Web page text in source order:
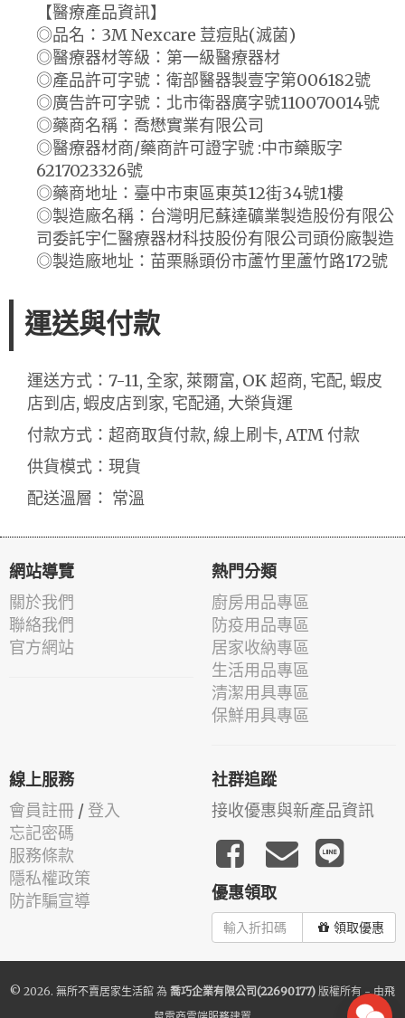
【醫療產品資訊】
◎品名：3M Nexcare 荳痘貼(滅菌)
◎醫療器材等級：第一級醫療器材
◎產品許可字號：衛部醫器製壹字第006182號
◎廣告許可字號：北市衛器廣字號110070014號
◎藥商名稱：喬懋實業有限公司
◎醫療器材商/藥商許可證字號 :中市藥販字
6217023326號
◎藥商地址：臺中市東區東英12街34號1樓
◎製造廠名稱：台灣明尼蘇達礦業製造股份有限公
司委託宇仁醫療器材科技股份有限公司頭份廠製造
◎製造廠地址：苗栗縣頭份市蘆竹里蘆竹路172號
運送與付款
運送方式：7-11, 全家, 萊爾富, OK 超商, 宅配, 蝦皮
店到店, 蝦皮店到家, 宅配通, 大榮貨運
付款方式：超商取貨付款, 線上刷卡, ATM 付款
供貨模式：現貨
配送溫層： 常溫
網站導覽
關於我們
聯絡我們
官方網站
熱門分類
廚房用品專區
防疫用品專區
居家收納專區
生活用品專區
清潔用具專區
保鮮用具專區
線上服務
會員註冊 / 登入
忘記密碼
服務條款
隱私權政策
防詐騙宣導
社群追蹤
接收優惠與新產品資訊
優惠領取
領取優惠
© 2026. 無所不賣居家生活館 為 喬巧企業有限公司(22690177) 版權所有 - 由飛